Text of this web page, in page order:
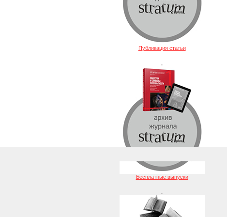
Публикация статьи
.
Бесплатные выпуски
.